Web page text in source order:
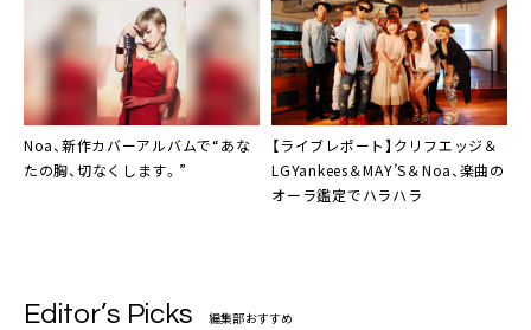
Noa、新作カバーアルバムで“あな
たの胸、切なくします。”
【ライブレポート】 クリフエッジ ＆
LGYankees＆MAY’S＆Noa、楽曲の
オーラ鑑定でハラハラ
Editor’s Picks 編集部おすすめ